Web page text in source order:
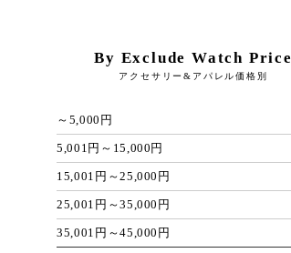
By Exclude Watch Price
アクセサリー&アパレル価格別
～5,000円
5,001円～15,000円
15,001円～25,000円
25,001円～35,000円
35,001円～45,000円